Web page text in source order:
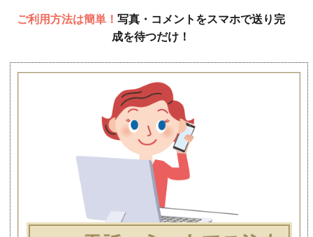
ご利用方法は簡単！ 写真・コメントをスマホで送り完
成を待つだけ！